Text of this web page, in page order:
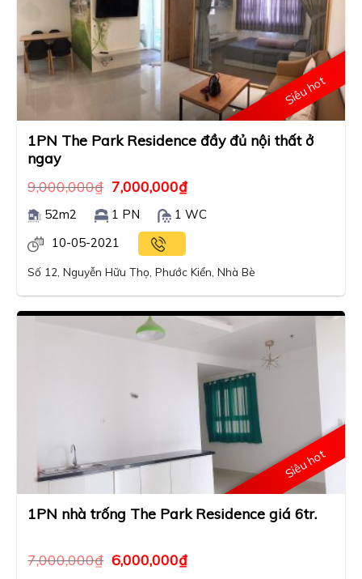
Siêu hot
1PN The Park Residence đầy đủ nội thất ở
ngay
9,000,000₫ 7,000,000₫
52m2 1 PN
1 WC
10-05-2021
Số 12, Nguyễn Hữu Thọ, Phước Kiển, Nhà Bè
Siêu hot
1PN nhà trống The Park Residence giá 6tr.
7,000,000₫ 6,000,000₫